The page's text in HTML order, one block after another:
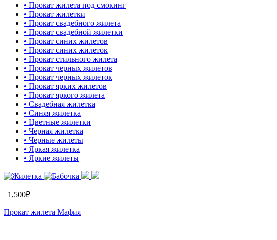
• Прокат жилета под смокинг
• Прокат жилетки
• Прокат свадебного жилета
• Прокат свадебной жилетки
• Прокат синих жилетов
• Прокат синих жилеток
• Прокат стильного жилета
• Прокат черных жилетов
• Прокат черных жилеток
• Прокат ярких жилетов
• Прокат яркого жилета
• Свадебная жилетка
• Синяя жилетка
• Цветные жилетки
• Черная жилетка
• Черные жилеты
• Яркая жилетка
• Яркие жилеты
1,500₽
Прокат жилета Мафия